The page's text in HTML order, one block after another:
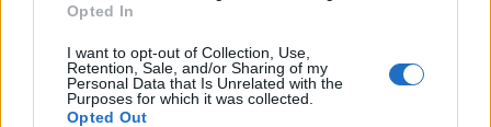
Opted In
I want to opt-out of Collection, Use,
Retention, Sale, and/or Sharing of my
Personal Data that Is Unrelated with the
Purposes for which it was collected.
Opted Out
JUV 2-0 PAR
PAR 1-1